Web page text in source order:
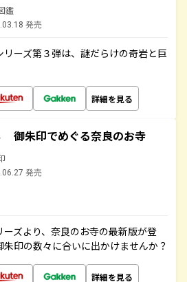
鑑
発売
リーズ第３弾は、謎だらけの奇岩と巨
詳細を見る
御朱印でめぐる奈良のお寺
発売
ズより、奈良のお寺の最新版が登
印の数々に合いに出かけませんか？
詳細を見る